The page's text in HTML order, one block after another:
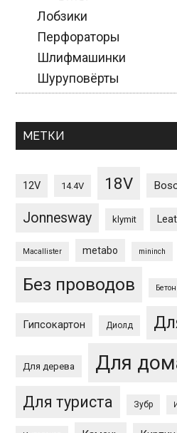
Лобзики
Перфораторы
Шлифмашинки
Шуруповёрты
МЕТКИ
12V 14.4V 18V
Jonnesway klymit
Macallister metabo mininch
Без проводов Бетон
Гипсокартон Диолд
Для дерева Для
Для туриста Зубр